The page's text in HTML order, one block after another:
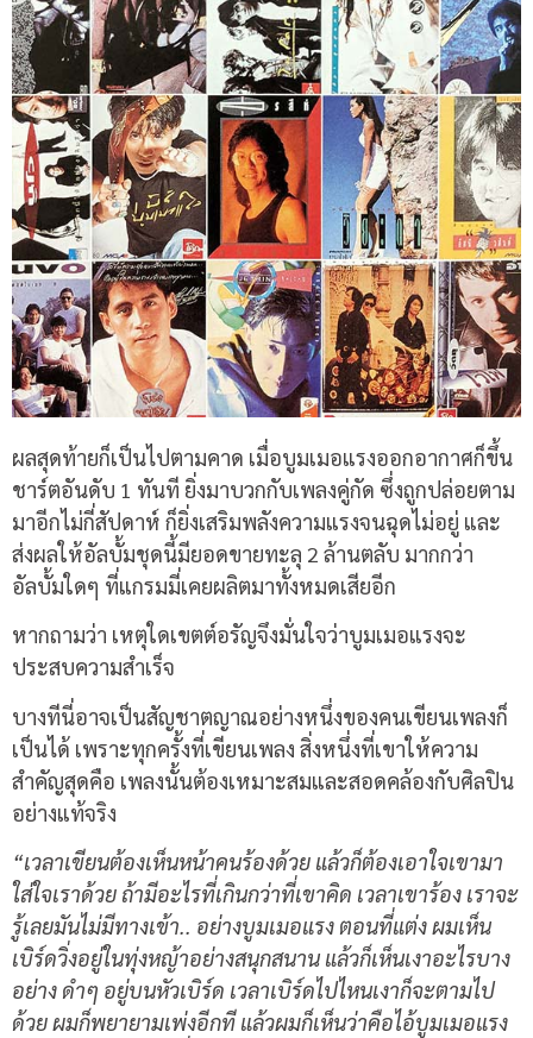
ผลสุดท้ายก็เป็นไปตามคาด เมื่อบูมเมอแรงออกอากาศก็ขึ้น
ชาร์ตอันดับ 1 ทันที ยิ่งมาบวกกับเพลงคู่กัด ซึ่งถูกปล่อยตาม
มาอีกไม่กี่สัปดาห์ ก็ยิ่งเสริมพลังความแรงจนฉุดไม่อยู่ และ
ส่งผลให้อัลบั้มชุดนี้มียอดขายทะลุ 2 ล้านตลับ มากกว่า
อัลบั้มใดๆ ที่แกรมมี่เคยผลิตมาทั้งหมดเสียอีก
หากถามว่า เหตุใดเขตต์อรัญจึงมั่นใจว่าบูมเมอแรงจะ
ประสบความสำเร็จ
บางทีนี่อาจเป็นสัญชาตญาณอย่างหนึ่งของคนเขียนเพลงก็
เป็นได้ เพราะทุกครั้งที่เขียนเพลง สิ่งหนึ่งที่เขาให้ความ
สำคัญสุดคือ เพลงนั้นต้องเหมาะสมและสอดคล้องกับศิลปิน
อย่างแท้จริง
“เวลาเขียนต้องเห็นหน้าคนร้องด้วย แล้วก็ต้องเอาใจเขามา
ใส่ใจเราด้วย ถ้ามีอะไรที่เกินกว่าที่เขาคิด เวลาเขาร้อง เราจะ
รู้เลยมันไม่มีทางเข้า.. อย่างบูมเมอแรง ตอนที่แต่ง ผมเห็น
เบิร์ดวิ่งอยู่ในทุ่งหญ้าอย่างสนุกสนาน แล้วก็เห็นเงาอะไรบาง
อย่าง ดำๆ อยู่บนหัวเบิร์ด เวลาเบิร์ดไปไหนเงาก็จะตามไป
ด้วย ผมก็พยายามเพ่งอีกที แล้วผมก็เห็นว่าคือไอ้บูมเมอแรง